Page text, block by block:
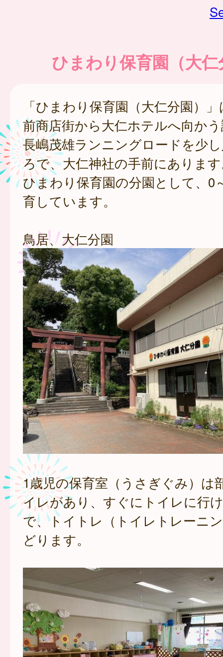
ひまわり保育園（大仁
「ひまわり保育園（大仁分園）
前商店街から大仁ホテルへ向か
長嶋茂雄ランニングロードを少
ろで、大仁神社の手前にありま
ひまわり保育園の分園として、0
育しています。
鳥居、大仁分園
1歳児の保育室（うさぎぐみ）は
イレがあり、すぐにトイレに行
で、トイトレ（トイレトレーニ
どります。